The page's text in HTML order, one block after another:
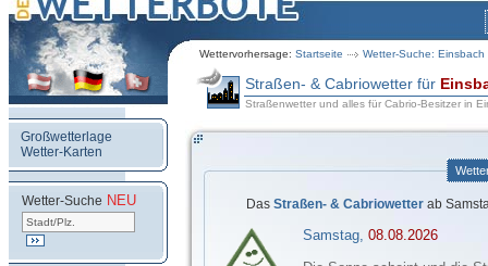
Wettervorhersage: Startseite Wetter-Suche: Einsbach
Großwetterlage
Wetter-Karten
Wetter-Suche NEU
Straßen- & Cabriowetter für
Straßenwetter und alles für Cabrio-Besitzer in
Das Straßen- & Cabriowetter ab
Samstag, 08.08.2026